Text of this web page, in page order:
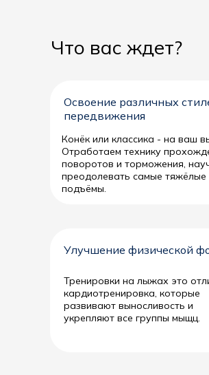
Что вас ждет?
Улучшение физической
Тренировки на лыжах это
кардиотренировка, которые
развивают выносливость и
укрепляют все группы мыщц.
Освоение различных
передвижения
Конёк или классика - на ваш
Отработаем технику
поворотов и торможения,
преодолевать самые тяжёлые
подъёмы.